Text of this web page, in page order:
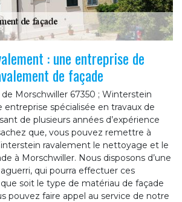
: une entreprise de
de façade
Morschwiller 67350 ; Winterstein
spécialisée en travaux de
de plusieurs années d’expérience
que, vous pouvez remettre à
ravalement le nettoyage et le
à Morschwiller. Nous disposons d’une
qui pourra effectuer ces
soit le type de matériau de façade
pouvez faire appel au service de notre